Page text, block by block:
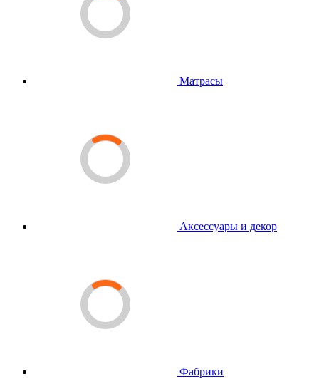
Матрасы
Аксессуары и декор
Фабрики